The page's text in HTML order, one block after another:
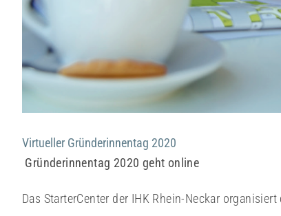
Virtueller Gründerinnentag 2020
Gründerinnentag 2020 geht online
Das StarterCenter der IHK Rhein-Neckar